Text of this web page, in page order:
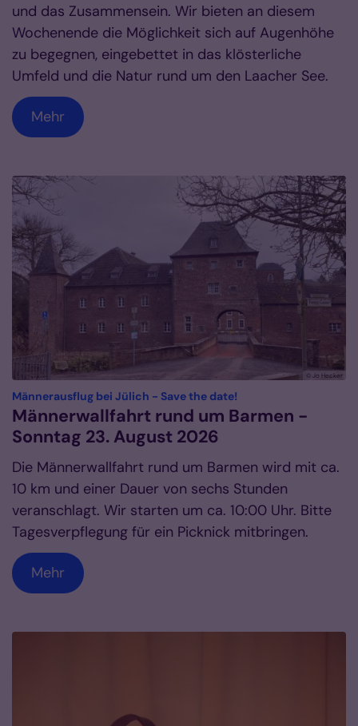
und das Zusammensein. Wir bieten an diesem
Wochenende die Möglichkeit sich auf Augenhöhe
zu begegnen, eingebettet in das klösterliche
Umfeld und die Natur rund um den Laacher See.
Mehr
© Jo Hecker
Männerausflug bei Jülich - Save the date!
Männerwallfahrt rund um Barmen -
Sonntag 23. August 2026
Die Männerwallfahrt rund um Barmen wird mit ca.
10 km und einer Dauer von sechs Stunden
veranschlagt. Wir starten um ca. 10:00 Uhr. Bitte
Tagesverpflegung für ein Picknick mitbringen.
Mehr